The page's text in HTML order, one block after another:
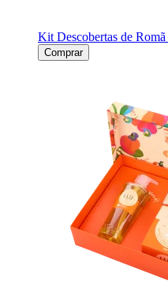
Kit Descobertas de Romã
Comprar